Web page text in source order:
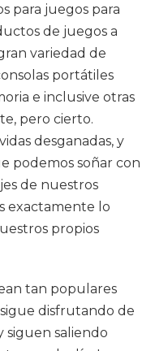
para juegos para
de juegos a
variedad de
portátiles
e inclusive otras
pero cierto.
desganadas, y
podemos soñar con
de nuestros
exactamente lo
propios
tan populares
disfrutando de
siguen saliendo